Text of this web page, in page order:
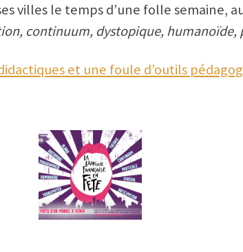
villes le temps d’une folle semaine,
continuum, dystopique,
et une foule d’outils